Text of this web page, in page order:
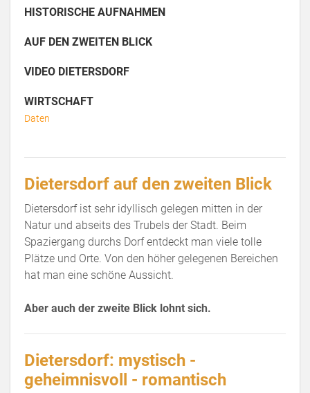
HISTORISCHE AUFNAHMEN
AUF DEN ZWEITEN BLICK
VIDEO DIETERSDORF
WIRTSCHAFT
Daten
Dietersdorf auf den zweiten Blick
Dietersdorf ist sehr idyllisch gelegen mitten in der
Natur und abseits des Trubels der Stadt. Beim
Spaziergang durchs Dorf entdeckt man viele tolle
Plätze und Orte. Von den höher gelegenen Bereichen
hat man eine schöne Aussicht.
Aber auch der zweite Blick lohnt sich.
Dietersdorf: mystisch -
geheimnisvoll - romantisch